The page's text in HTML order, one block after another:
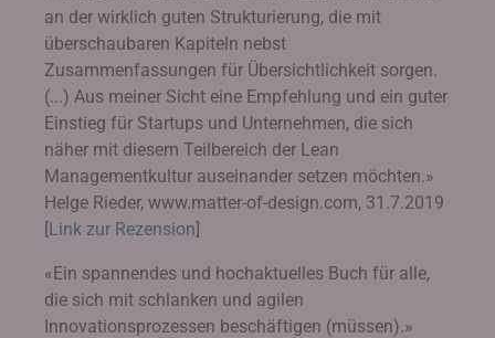
an der wirklich guten Strukturierung, die mit
überschaubaren Kapiteln nebst
Zusammenfassungen für Übersichtlichkeit sorgen.
(...) Aus meiner Sicht eine Empfehlung und ein guter
Einstieg für Startups und Unternehmen, die sich
näher mit diesem Teilbereich der Lean
Managementkultur auseinander setzen möchten.»
Helge Rieder, www.matter-of-design.com, 31.7.2019
[Link zur Rezension]
«Ein spannendes und hochaktuelles Buch für alle,
die sich mit schlanken und agilen
Innovationsprozessen beschäftigen (müssen).»